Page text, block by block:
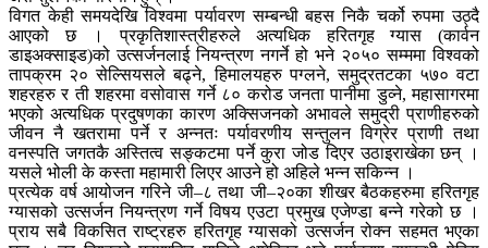
विगत केही समयदेखि विश्वमा पर्यावरण सम्बन्धी बहस निकै चर्को रुपमा उठ्दै
आएको छ । प्रकृतिशास्त्रीहरुले अत्यधिक हरितगृह ग्यास (कार्वन
डाइअक्साइड)को उत्सर्जनलाई नियन्त्रण नगर्ने हो भने २०५० सम्ममा विश्वको
तापक्रम २० सेल्सियसले बढ्ने, हिमालयहरु पग्लने, समुद्रतटका ५७० वटा
शहरहरु र ती शहरमा वसोवास गर्ने ८० करोड जनता पानीमा डुव्ने, महासागरमा
भएको अत्यधिक प्रदुषणका कारण अक्सिजनको अभावले समुद्री प्राणीहरुको
जीवन नै खतरामा पर्ने र अन्नतः पर्यावरणीय सन्तुलन विग्रेर प्राणी तथा
वनस्पति जगतकै अस्तित्व सङ्कटमा पर्ने कुरा जोड दिएर उठाइराखेका छन् ।
यसले भोली के कस्ता महामारी लिएर आउने हो अहिले भन्न सकिन्न ।
प्रत्येक वर्ष आयोजन गरिने जी–८ तथा जी–२०का शीखर बैठकहरुमा हरितगृह
ग्यासको उत्सर्जन नियन्त्रण गर्ने विषय एउटा प्रमुख एजेण्डा बन्ने गरेको छ ।
प्राय सबै विकसित राष्ट्रहरु हरितगृह ग्यासको उत्सर्जन रोक्न सहमत भएका